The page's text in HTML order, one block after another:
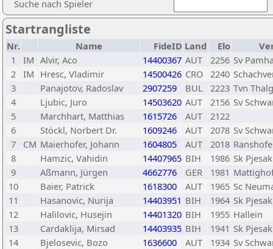
Suche nach Spieler
Startrangliste
Nr. Name FideID Land Elo
1
IM Alvir, Aco 14400367 AUT 2256 Sv
2 IM Hresc, Vladimir 14500426 CRO 2240
3
Panajotov, Radoslav 2907259 BUL 2223 Tvn
4
Ljubic, Juro 14503620 AUT 2156 Sv
5
Marchhart, Matthias 1615726 AUT
2122
6
Stöckl, Norbert Dr. 1609246 AUT 2078 Sv
7
CM Maierhofer, Johann 1604805 AUT 2018
8
Hamzic, Vahidin 14407965 BIH 1986 Sk Pjesak
9
Aßmann, Jürgen 4662776 GER 1981
10
Baier, Patrick 1618300 AUT 1965 Sc
11
Hasanovic, Nurija 14403951 BIH 1964 Sk Pjesak
12
Halilovic, Husejin 14401320 BIH 1955 Hallein
13
Cardaklija, Mirsad 14403935 BIH 1941 Sk Pjesak
14
Bjelosevic, Bozo 1636600 AUT 1934 Sv